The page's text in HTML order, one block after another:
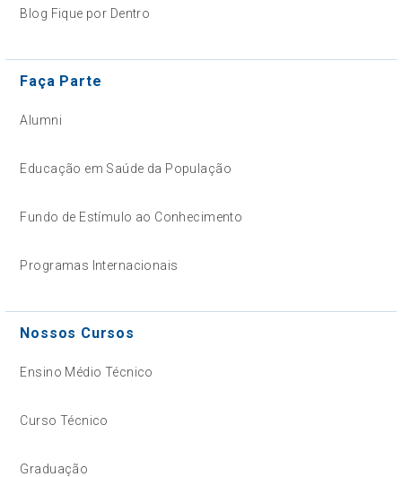
Blog Fique por Dentro
Faça Parte
Alumni
Educação em Saúde da População
Fundo de Estímulo ao Conhecimento
Programas Internacionais
Nossos Cursos
Ensino Médio Técnico
Curso Técnico
Graduação